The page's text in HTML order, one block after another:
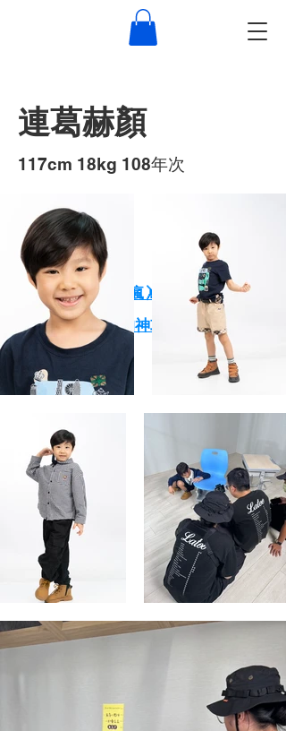
連葛赫顏
117cm 18kg 108年次
作品
XPARK小朋友玩瘋🤸 大朋友放鬆🕺
一天玩爆Xpark的神攻略！